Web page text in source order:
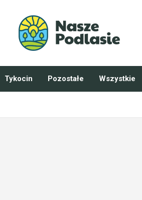
Tykocin Pozostałe Wszystkie